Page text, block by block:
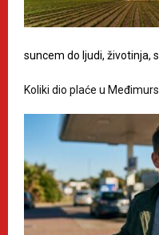
suncem do ljudi, životinja,
Koliki dio plaće u